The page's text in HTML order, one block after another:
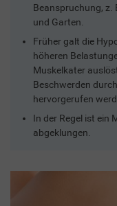
Beanspruchung, z.
und Garten.
Früher galt die
höheren
Muskelkater
Beschwerden
hervorgerufen
In der Regel ist ein
abgeklungen.